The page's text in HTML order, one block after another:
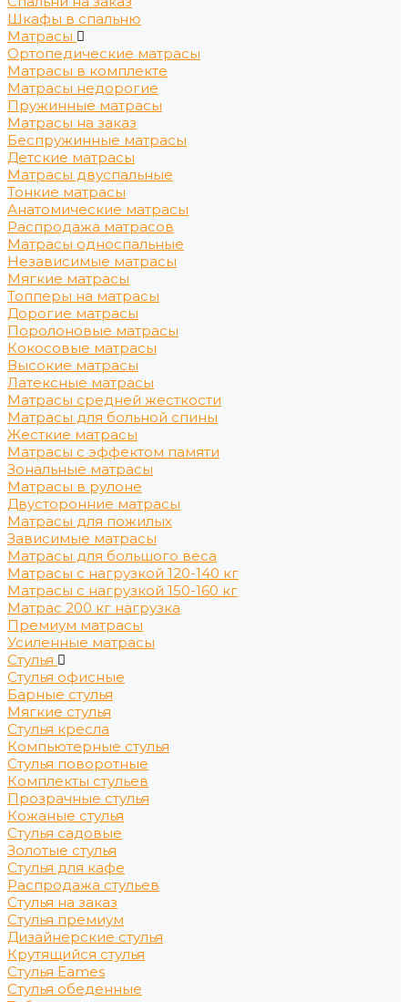
Шкафы в спальню
Матрасы
Ортопедические матрасы
Матрасы в комплекте
Матрасы недорогие
Пружинные матрасы
Матрасы на заказ
Беспружинные матрасы
Детские матрасы
Матрасы двуспальные
Тонкие матрасы
Анатомические матрасы
Распродажа матрасов
Матрасы односпальные
Независимые матрасы
Мягкие матрасы
Топперы на матрасы
Дорогие матрасы
Поролоновые матрасы
Кокосовые матрасы
Высокие матрасы
Латексные матрасы
Матрасы средней жесткости
Матрасы для больной спины
Жесткие матрасы
Матрасы с эффектом памяти
Зональные матрасы
Матрасы в рулоне
Двусторонние матрасы
Матрасы для пожилых
Зависимые матрасы
Матрасы для большого веса
Матрасы с нагрузкой 120-140 кг
Матрасы с нагрузкой 150-160 кг
Матрас 200 кг нагрузка
Премиум матрасы
Усиленные матрасы
Стулья
Стулья офисные
Барные стулья
Мягкие стулья
Стулья кресла
Компьютерные стулья
Стулья поворотные
Комплекты стульев
Прозрачные стулья
Кожаные стулья
Стулья садовые
Золотые стулья
Стулья для кафе
Распродажа стульев
Стулья на заказ
Стулья премиум
Дизайнерские стулья
Крутящийся стулья
Стулья Eames
Стулья обеденные